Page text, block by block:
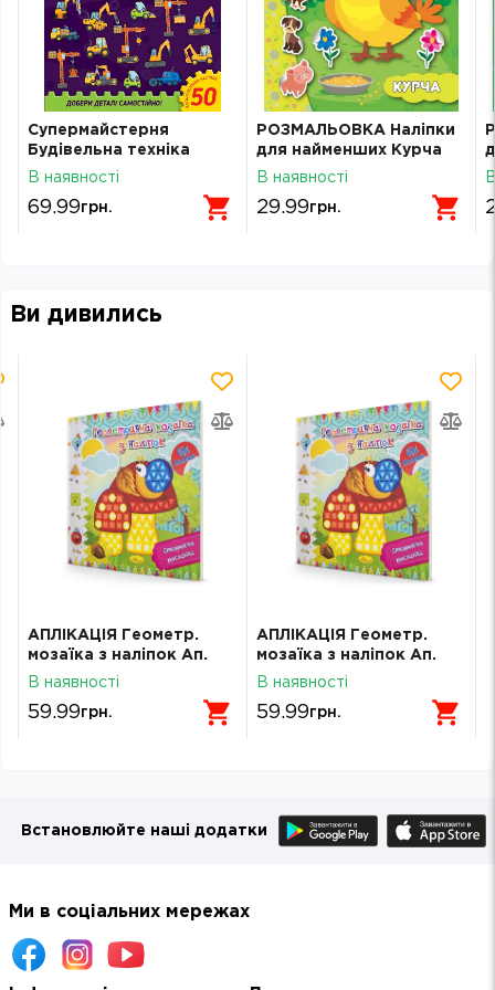
Супермайстерня
Будівельна техніка
В наявності
69.99грн.
РОЗМАЛЬОВКА Наліпки
для найменших Курча
В наявності
29.99грн.
Ви дивились
АПЛІКАЦІЯ Геометр.
мозаїка з наліпок Ап.
АЦ-02 Створюємо
В наявності
59.99грн.
АПЛІКАЦІЯ Геометр.
мозаїка з наліпок Ап.
АЦ-02 Створюємо
В наявності
59.99грн.
Встановлюйте наші додатки
Ми в соціальних мережах